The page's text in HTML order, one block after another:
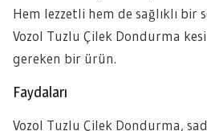
Hem lezzetli hem de sağlıklı bir
Vozol Tuzlu Çilek Dondurma
gereken bir ürün.
Faydaları
Vozol Tuzlu Çilek Dondurma,